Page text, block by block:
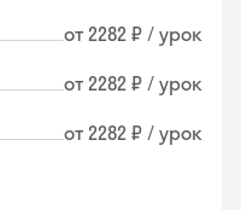
от 2282 ₽ / урок
от 2282 ₽ / урок
от 2282 ₽ / урок